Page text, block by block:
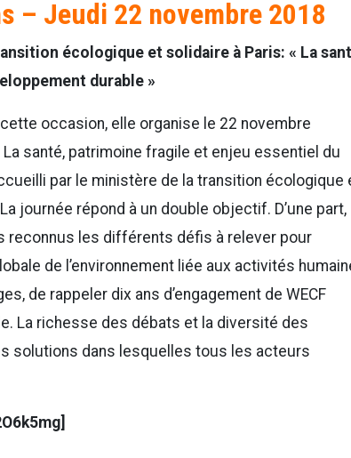
– Jeudi 22 novembre 2018
écologique et solidaire à Paris: « La
durable »
occasion, elle organise le 22 novembre
santé, patrimoine fragile et enjeu essentiel du
par le ministère de la transition écologique
journée répond à un double objectif. D’une part,
reconnus les différents défis à relever pour
de l’environnement liée aux activités
de rappeler dix ans d’engagement de WECF
La richesse des débats et la diversité des
solutions dans lesquelles tous les acteurs